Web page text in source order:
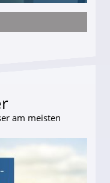
am meisten